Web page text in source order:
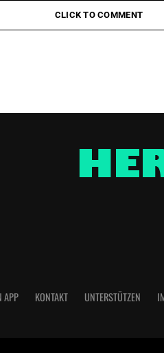
CLICK TO COMMENT
APP KONTAKT UNTERSTÜTZEN